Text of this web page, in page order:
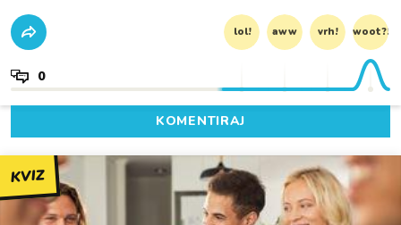
lol! aww vrh! woot?!
0
KOMENTIRAJ
KVIZ